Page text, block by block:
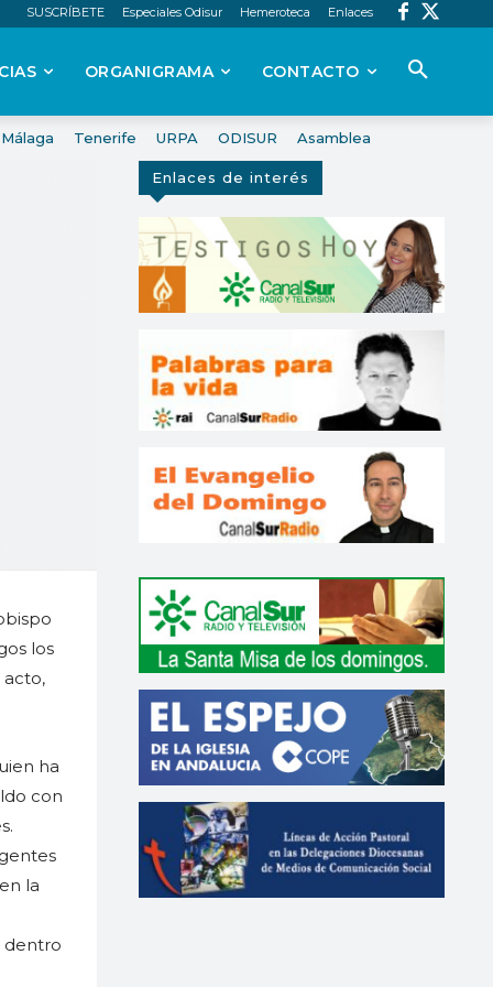
SUSCRÍBETE Especiales Odisur Hemeroteca Enlaces
ORGANIGRAMA CONTACTO
Málaga Tenerife URPA ODISUR Asamblea
los
acto,
ha
con
la
dentro
Enlaces de interés